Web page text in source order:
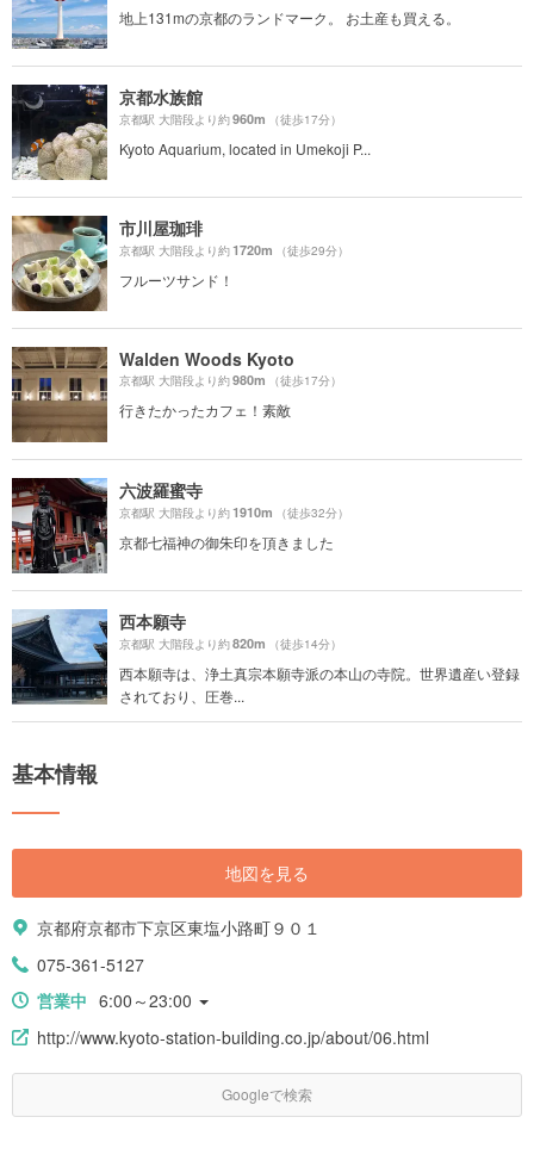
地上131mの京都のランドマーク。 お土産も買える。
京都水族館
京都駅 大階段より約960m （徒歩17分）
Kyoto Aquarium, located in Umekoji P...
市川屋珈琲
京都駅 大階段より約1720m （徒歩29分）
フルーツサンド！
Walden Woods Kyoto
京都駅 大階段より約980m （徒歩17分）
行きたかったカフェ！素敵
六波羅蜜寺
京都駅 大階段より約1910m （徒歩32分）
京都七福神の御朱印を頂きました
西本願寺
京都駅 大階段より約820m （徒歩14分）
西本願寺は、浄土真宗本願寺派の本山の寺院。世界遺産い登録
されており、圧巻...
基本情報
地図を見る
京都府京都市下京区東塩小路町９０１
075-361-5127
営業中 6:00～23:00
http://www.kyoto-station-building.co.jp/about/06.html
Googleで検索